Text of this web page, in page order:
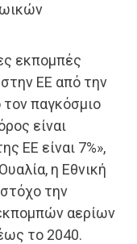
εκπομπές
ΕΕ από την
τον παγκόσμιο
είναι
ΕΕ είναι 7%»,
η Εθνική
την
αερίων
το 2040.